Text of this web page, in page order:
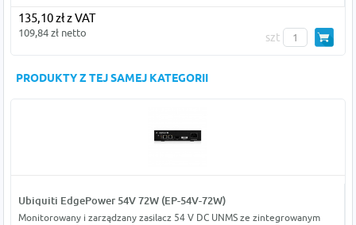
135,10 zł z VAT
109,84 zł netto szt
PRODUKTY Z TEJ SAMEJ KATEGORII
Ubiquiti EdgePower 54V 72W (EP-54V-72W)
Monitorowany i zarządzany zasilacz 54 V DC UNMS ze zintegrowanym